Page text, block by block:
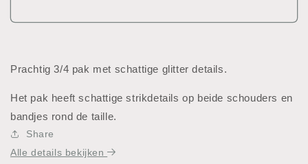
Prachtig 3/4 pak met schattige glitter details.
Het pak heeft schattige strikdetails op beide schouders en
bandjes rond de taille.
Share
Alle details bekijken